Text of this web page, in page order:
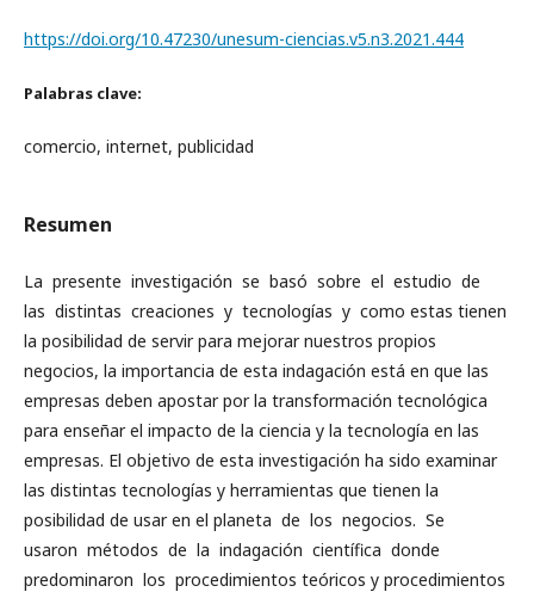
https://doi.org/10.47230/unesum-ciencias.v5.n3.2021.444
Palabras clave:
comercio, internet, publicidad
Resumen
La presente investigación se basó sobre el estudio de
las distintas creaciones y tecnologías y como estas tienen
la posibilidad de servir para mejorar nuestros propios
negocios, la importancia de esta indagación está en que las
empresas deben apostar por la transformación tecnológica
para enseñar el impacto de la ciencia y la tecnología en las
empresas. El objetivo de esta investigación ha sido examinar
las distintas tecnologías y herramientas que tienen la
posibilidad de usar en el planeta de los negocios. Se
usaron métodos de la indagación científica donde
predominaron los procedimientos teóricos y procedimientos